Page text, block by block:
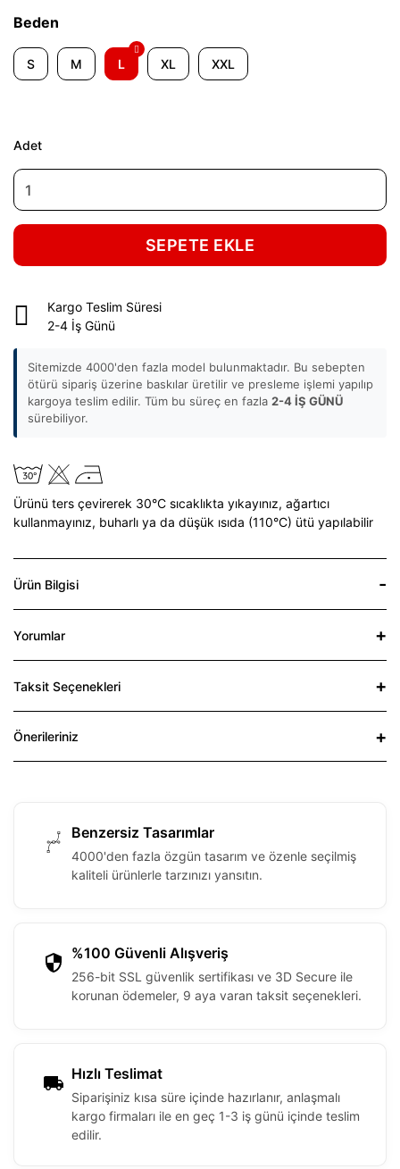
Beden
S M L XL XXL
Adet
SEPETE EKLE
Kargo Teslim Süresi
2-4 İş Günü
Sitemizde 4000'den fazla model bulunmaktadır. Bu sebepten
ötürü sipariş üzerine baskılar üretilir ve presleme işlemi yapılıp
kargoya teslim edilir. Tüm bu süreç en fazla 2-4 İŞ GÜNÜ
sürebiliyor.
Ürünü ters çevirerek 30°C sıcaklıkta yıkayınız, ağartıcı
kullanmayınız, buharlı ya da düşük ısıda (110°C) ütü yapılabilir
Ürün Bilgisi
Yorumlar
Taksit Seçenekleri
Önerileriniz
Benzersiz Tasarımlar
4000'den fazla özgün tasarım ve özenle seçilmiş
kaliteli ürünlerle tarzınızı yansıtın.
%100 Güvenli Alışveriş
256-bit SSL güvenlik sertifikası ve 3D Secure ile
korunan ödemeler, 9 aya varan taksit seçenekleri.
Hızlı Teslimat
Siparişiniz kısa süre içinde hazırlanır, anlaşmalı
kargo firmaları ile en geç 1-3 iş günü içinde teslim
edilir.